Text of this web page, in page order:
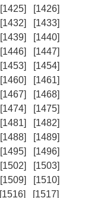
[1425]
[1426]
[1432]
[1433]
[1439]
[1440]
[1446]
[1447]
[1453]
[1454]
[1460]
[1461]
[1467]
[1468]
[1474]
[1475]
[1481]
[1482]
[1488]
[1489]
[1495]
[1496]
[1502]
[1503]
[1509]
[1510]
[1516]
[1517]